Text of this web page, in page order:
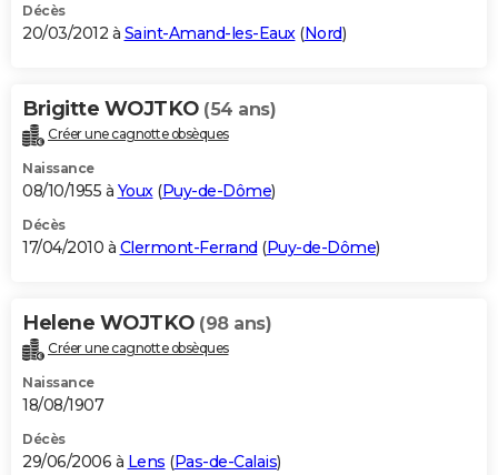
Décès
20/03/2012 à Saint-Amand-les-Eaux(Nord)
Brigitte WOJTKO (54 ans)
Créer une cagnotte obsèques
Naissance
08/10/1955 à Youx(Puy-de-Dôme)
Décès
17/04/2010 à Clermont-Ferrand (Puy-de-Dôme)
Helene WOJTKO (98 ans)
Créer une cagnotte obsèques
Naissance
18/08/1907
Décès
29/06/2006 à Lens (Pas-de-Calais)